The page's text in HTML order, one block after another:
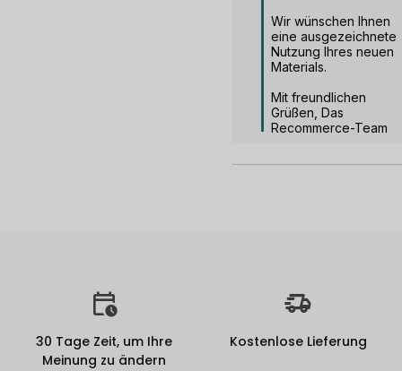
Wir wünschen Ihnen
eine ausgezeichnete
Nutzung Ihres neuen
Materials.
Mit freundlichen
Grüßen, Das
Recommerce-Team
30 Tage Zeit, um Ihre
Meinung zu ändern
Kostenlose Lieferung